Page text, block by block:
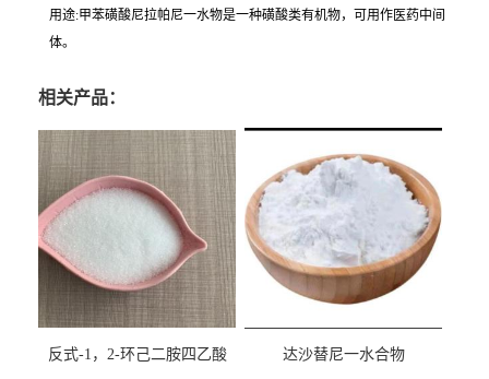
用途:甲苯磺酸尼拉帕尼一水物是一种磺酸类有机物，可用作医药中间
体。
相关产品：
反式-1，2-环己二胺四乙酸
达沙替尼一水合物